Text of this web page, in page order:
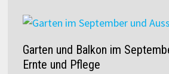
Garten und Balkon im
Ernte und Pflege